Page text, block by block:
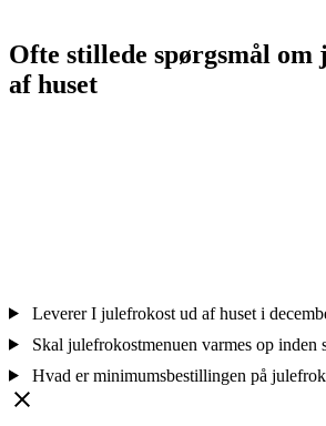
Ofte stillede spørgsmål om
af huset
Leverer I julefrokost ud af huset i
Skal julefrokostmenuen varmes op inden
Hvad er minimumsbestillingen på